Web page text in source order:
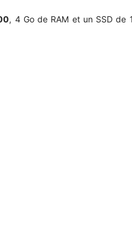
, 4 Go de RAM et un SSD de